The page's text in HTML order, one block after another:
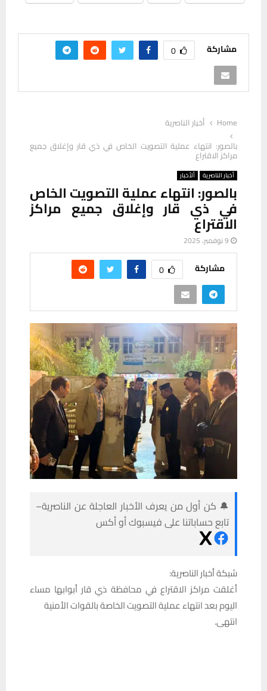
مشاركة 0
Home
أخبار الناصرية
بالصور: انتهاء عملية التصويت الخاص في ذي قار وإغلاق جميع
مراكز الاقتراع
أخبار الناصرية ألأخبار
بالصور: انتهاء عملية التصويت الخاص
في ذي قار وإغلاق جميع مراكز
الاقتراع
9 نوفمبر، 2025
مشاركة 0
🔔 كن أول من يعرف الأخبار العاجلة عن الناصرية–
تابع حساباتنا على فيسبوك أو أكس
شبكة أخبار الناصرية:
أغلقت مراكز الاقتراع في محافظة ذي قار أبوابها مساء
اليوم بعد انتهاء عملية التصويت الخاصة بالقوات الأمنية
انتهى.